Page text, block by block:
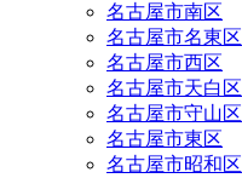
名古屋市南区
名古屋市名東区
名古屋市西区
名古屋市天白区
名古屋市守山区
名古屋市東区
名古屋市昭和区